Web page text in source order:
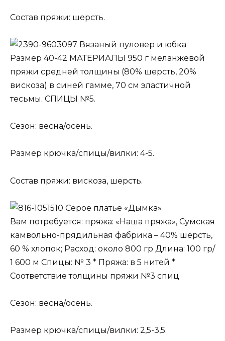
Состав пряжи: шерсть.
Вязаный пуловер и юбка
Размер 40-42 МАТЕРИАЛЫ 950 г меланжевой
пряжи средней толщины (80% шерсть, 20%
вискоза) в синей гамме, 70 см эластичной
тесьмы. СПИЦЫ №5.
Сезон: весна/осень.
Размер крючка/спицы/вилки: 4-5.
Состав пряжи: вискоза, шерсть.
Серое платье «Дымка»
Вам потребуется: пряжа: «Наша пряжа», Сумская
камвольно-прядильная фабрика – 40% шерсть,
60 % хлопок; Расход: около 800 гр Длина: 100 гр/
1 600 м Спицы: № 3 * Пряжа: в 5 нитей *
Соответствие толщины пряжи №3 спиц
Сезон: весна/осень.
Размер крючка/спицы/вилки: 2,5-3,5.